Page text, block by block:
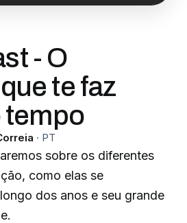
- O
te faz
tempo
· PT
sobre os diferentes
como elas se
dos anos e seu grande